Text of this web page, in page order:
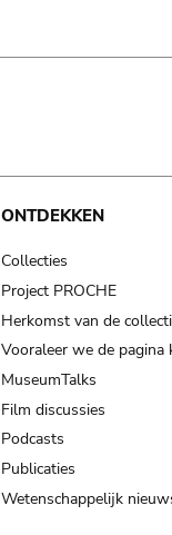
ONTDEKKEN
Collecties
Project PROCHE
Herkomst van de
Vooraleer we de pagina
MuseumTalks
Film discussies
Podcasts
Publicaties
Wetenschappelijk